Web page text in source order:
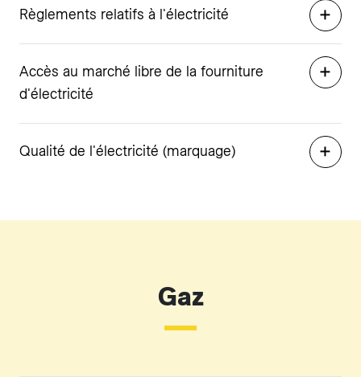
Règlements relatifs à l'électricité
Accès au marché libre de la fourniture
d'électricité
Qualité de l'électricité (marquage)
Gaz